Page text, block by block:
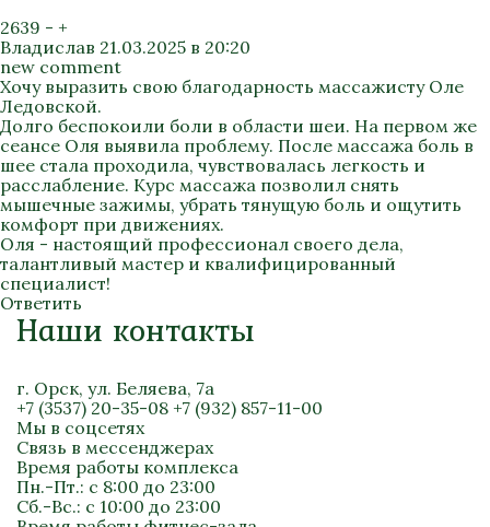
2639 - +
Владислав 21.03.2025 в 20:20
new comment
Хочу выразить свою благодарность массажисту Оле
Ледовской.
Долго беспокоили боли в области шеи. На первом же
сеансе Оля выявила проблему. После массажа боль в
шее стала проходила, чувствовалась легкость и
расслабление. Курс массажа позволил снять
мышечные зажимы, убрать тянущую боль и ощутить
комфорт при движениях.
Оля - настоящий профессионал своего дела,
талантливый мастер и квалифицированный
специалист!
Ответить
Наши контакты
г. Орск, ул. Беляева, 7а
+7 (3537) 20-35-08 +7 (932) 857-11-00
Мы в соцсетях
Связь в мессенджерах
Время работы комплекса
Пн.-Пт.: с 8:00 до 23:00
Сб.-Вс.: с 10:00 до 23:00